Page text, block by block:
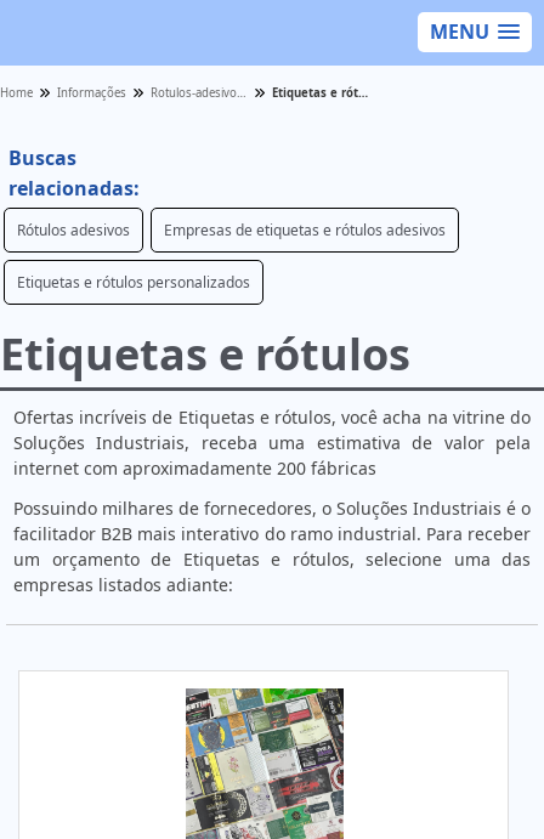
MENU
Home Informações Rotulos-adesivos - Categoria Etiquetas e rótulos
Buscas
relacionadas:
Rótulos adesivos Empresas de etiquetas e rótulos adesivos
Etiquetas e rótulos personalizados
Etiquetas e rótulos
Ofertas incríveis de Etiquetas e rótulos, você acha na vitrine do
Soluções Industriais, receba uma estimativa de valor pela
internet com aproximadamente 200 fábricas
Possuindo milhares de fornecedores, o Soluções Industriais é o
facilitador B2B mais interativo do ramo industrial. Para receber
um orçamento de Etiquetas e rótulos, selecione uma das
empresas listados adiante: